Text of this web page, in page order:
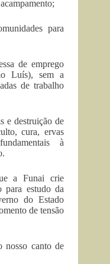
para
de emprego
Luís), sem a
de trabalho
e destruição de
cura, ervas
à
a Funai crie
para estudo da
do Estado
de tensão
nosso canto de